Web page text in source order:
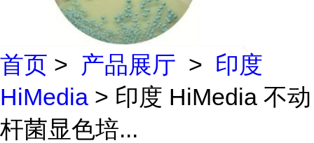
首页 > 产品展厅 > 印度
HiMedia > 印度 HiMedia 不动
杆菌显色培...